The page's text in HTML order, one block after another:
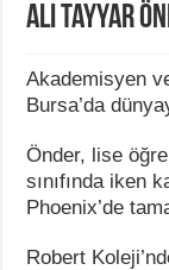
Ali Tayyar
Akademisyen
Bursa’da
Önder, lise
sınıfında iken
Phoenix’de
Robert